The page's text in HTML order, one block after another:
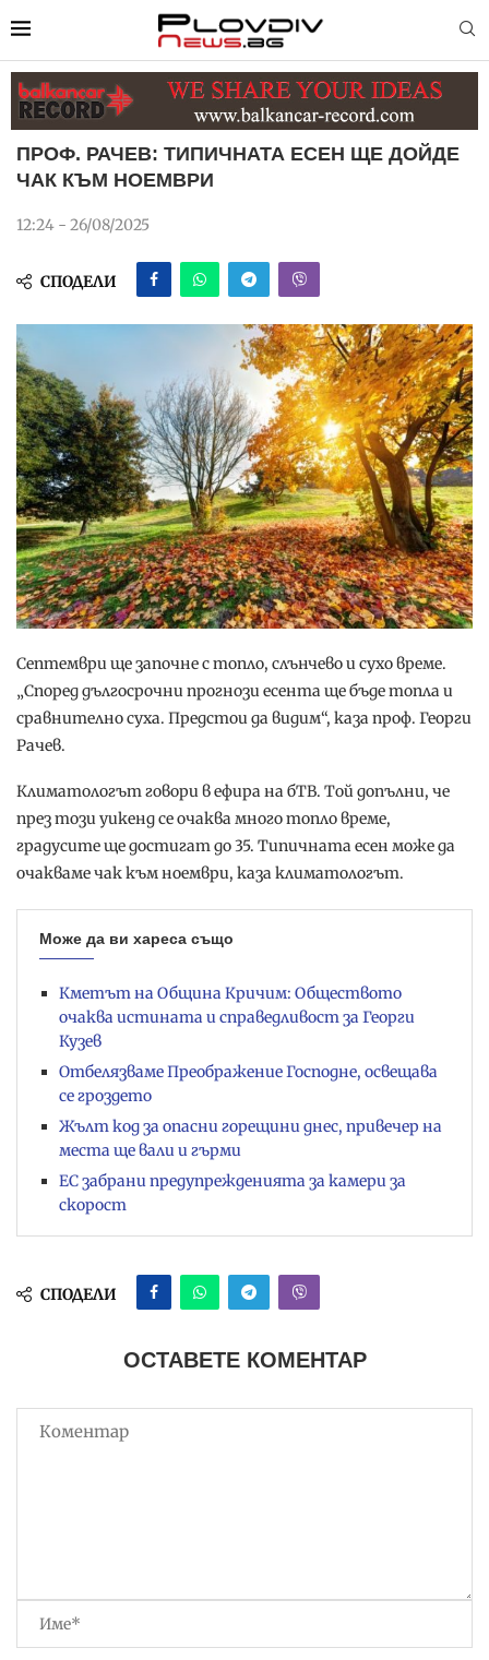
ПРОФ. РАЧЕВ: ТИПИЧНАТА ЕСЕН ЩЕ ДОЙДЕ
ЧАК КЪМ НОЕМВРИ
12:24 - 26/08/2025
СПОДЕЛИ
Септември ще започне с топло, слънчево и сухо време.
„Според дългосрочни прогнози есента ще бъде топла и
сравнително суха. Предстои да видим“, каза проф. Георги
Рачев.
Климатологът говори в ефира на бТВ. Той допълни, че
през този уикенд се очаква много топло време,
градусите ще достигат до 35. Типичната есен може да
очакваме чак към ноември, каза климатологът.
Може да ви хареса също
Кметът на Община Кричим: Обществото
очаква истината и справедливост за Георги
Кузев
Отбелязваме Преображение Господне, освещава
се гроздето
Жълт код за опасни горещини днес, привечер на
места ще вали и гърми
ЕС забрани предупрежденията за камери за
скорост
СПОДЕЛИ
ОСТАВЕТЕ КОМЕНТАР